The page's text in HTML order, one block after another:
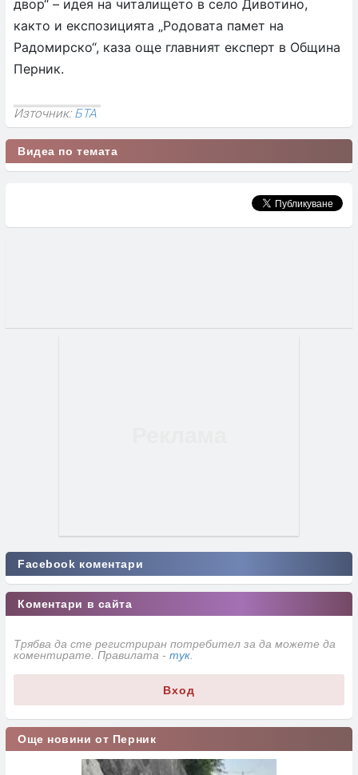
двор“ – идея на читалището в село Дивотино,
както и експозицията „Родовата памет на
Радомирско“, каза още главният експерт в Община
Перник.
Източник:БТА
Видеа по темата
Facebook коментари
Коментари в сайта
Трябва да сте регистриран потребител за да можете да
коментирате. Правилата - тук
Вход
Още новини от Перник